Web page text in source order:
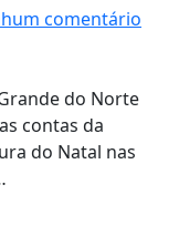
comentário
do Norte
contas da
do Natal nas